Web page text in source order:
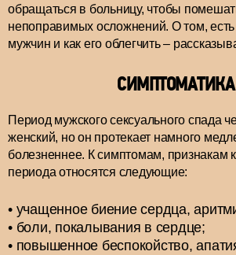
обращаться в больницу, чтобы
непоправимых осложнений. О том, есть
мужчин и как его облегчить –
СИМПТОМАТИКА
Период мужского сексуального спада
женский, но он протекает намного
болезненнее. К симптомам, признакам
периода относятся следующие:
учащенное биение сердца,
боли, покалывания в сердце;
повышенное беспокойство,